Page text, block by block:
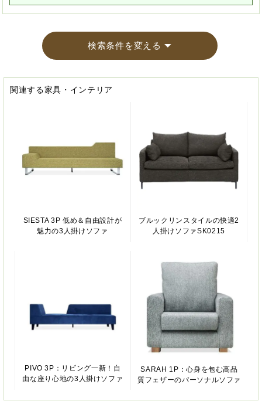
検索条件を変える
関連する家具・インテリア
SIESTA 3P 低め＆自由設計が
魅力の3人掛けソファ
ブルックリンスタイルの快適2
人掛けソファSK0215
PIVO 3P：リビング一新！自
由な座り心地の3人掛けソファ
SARAH 1P：心身を包む高品
質フェザーのパーソナルソファ